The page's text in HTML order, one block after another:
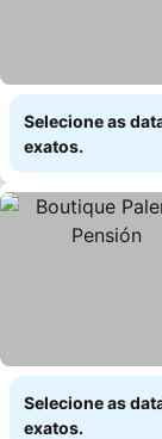
Selecione as
exatos.
Selecione as
exatos.